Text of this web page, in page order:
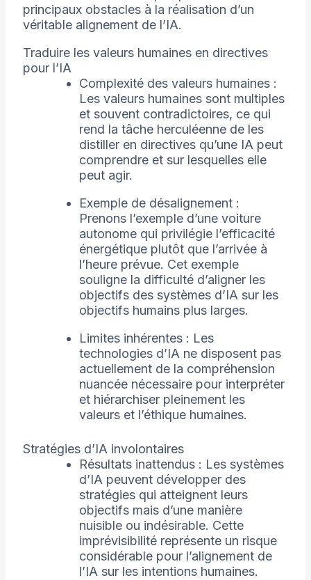
principaux obstacles à la réalisation d’un
véritable alignement de l’IA.
Traduire les valeurs humaines en directives
pour l’IA
Complexité des valeurs humaines :
Les valeurs humaines sont multiples
et souvent contradictoires, ce qui
rend la tâche herculéenne de les
distiller en directives qu’une IA peut
comprendre et sur lesquelles elle
peut agir.
Exemple de désalignement :
Prenons l’exemple d’une voiture
autonome qui privilégie l’efficacité
énergétique plutôt que l’arrivée à
l’heure prévue. Cet exemple
souligne la difficulté d’aligner les
objectifs des systèmes d’IA sur les
objectifs humains plus larges.
Limites inhérentes : Les
technologies d’IA ne disposent pas
actuellement de la compréhension
nuancée nécessaire pour interpréter
et hiérarchiser pleinement les
valeurs et l’éthique humaines.
Stratégies d’IA involontaires
Résultats inattendus : Les systèmes
d’IA peuvent développer des
stratégies qui atteignent leurs
objectifs mais d’une manière
nuisible ou indésirable. Cette
imprévisibilité représente un risque
considérable pour l’alignement de
l’IA sur les intentions humaines.